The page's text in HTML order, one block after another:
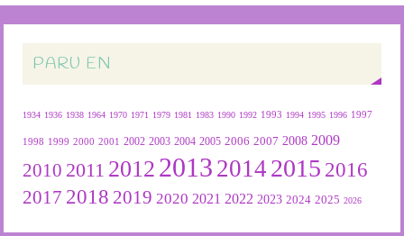
PARU EN
1934 1936 1938 1964 1970 1971 1979 1981 1983 1990 1992 1993 1994 1995 1996 1997
1998 1999 2000 2001 2002 2003 2004 2005 2006 2007 2008 2009
2010 2011 2012 2013 2014 2015 2016
2017 2018 2019 2020 2021 2022 2023 2024 2025 2026